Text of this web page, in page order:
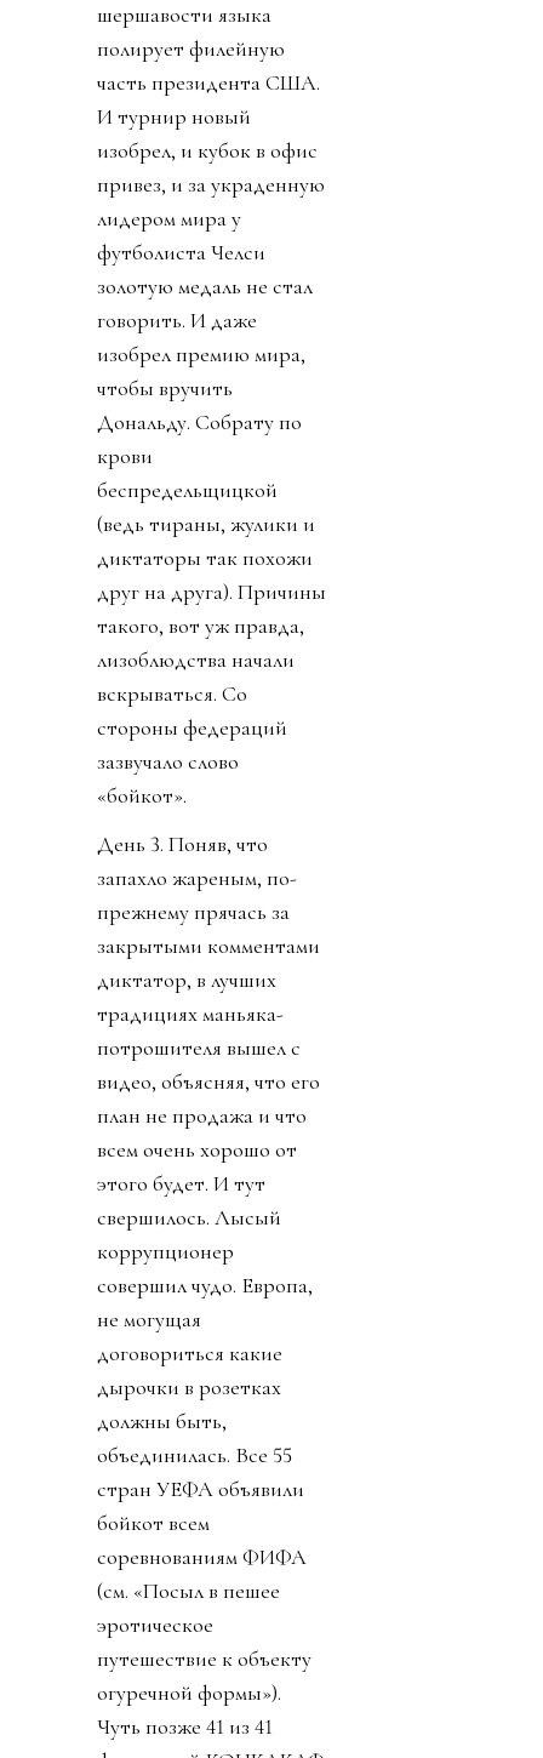
шершавости языка
полирует филейную
часть президента США.
И турнир новый
изобрел, и кубок в офис
привез, и за украденную
лидером мира у
футболиста Челси
золотую медаль не стал
говорить. И даже
изобрел премию мира,
чтобы вручить
Дональду. Собрату по
крови
беспредельщицкой
(ведь тираны, жулики и
диктаторы так похожи
друг на друга). Причины
такого, вот уж правда,
лизоблюдства начали
вскрываться. Со
стороны федераций
зазвучало слово
«бойкот».
День 3. Поняв, что
запахло жареным, по-
прежнему прячась за
закрытыми комментами
диктатор, в лучших
традициях маньяка-
потрошителя вышел с
видео, объясняя, что его
план не продажа и что
всем очень хорошо от
этого будет. И тут
свершилось. Лысый
коррупционер
совершил чудо. Европа,
не могущая
договориться какие
дырочки в розетках
должны быть,
объединилась. Все 55
стран УЕФА объявили
бойкот всем
соревнованиям ФИФА
(см. «Посыл в пешее
эротическое
путешествие к объекту
огуречной формы»).
Чуть позже 41 из 41